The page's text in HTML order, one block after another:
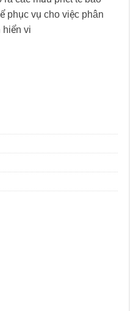
phục vụ cho việc phân
hiển vi